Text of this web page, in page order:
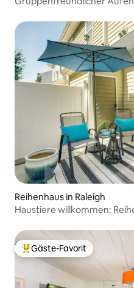
Reihenhaus in Raleigh
Haustiere willkommen:
Beliebter Gäste-Favorit.
Gäste-Favorit